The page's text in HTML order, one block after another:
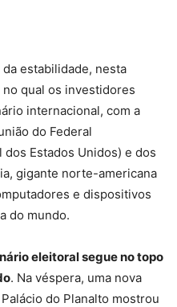
estabilidade, nesta
qual os investidores
internacional, com a
do Federal
dos Estados Unidos) e dos
gigante norte-americana
e dispositivos
do mundo.
eleitoral segue no topo
. Na véspera, uma nova
do Planalto mostrou